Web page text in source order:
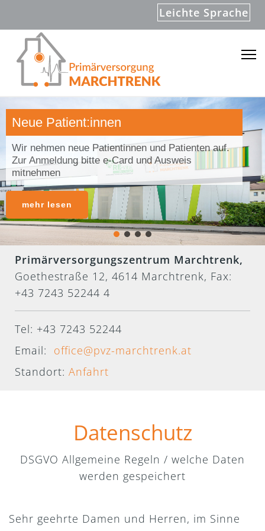
Leichte Sprache
Neue Patient:innen
Wir nehmen neue Patientinnen und Patienten auf.
Zur Anmeldung bitte e-Card und Ausweis
mitnehmen
mehr lesen
Primärversorgungszentrum Marchtrenk,
Goethestraße 12, 4614 Marchtrenk, Fax:
+43 7243 52244 4
Tel: +43 7243 52244
Email: office@pvz-marchtrenk.at
Standort: Anfahrt
Datenschutz
DSGVO Allgemeine Regeln / welche Daten
werden gespeichert
Sehr geehrte Damen und Herren, im Sinne